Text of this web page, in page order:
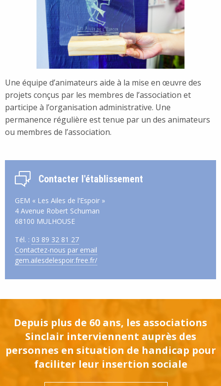
Une équipe d’animateurs aide à la mise en œuvre des
projets conçus par les membres de l’association et
participe à l’organisation administrative. Une
permanence régulière est tenue par un des animateurs
ou membres de l’association.
Contacter l'établissement
GEM « Les Ailes de l’Espoir »
4 Avenue Robert Schuman
68100 MULHOUSE
Tél. : 03 89 32 81 27
Contactez-nous par email
gem.ailesdelespoir.free.fr/
Depuis plus de 60 ans, les associations
Sinclair interviennent auprès des
personnes en situation de handicap pour
faciliter leur insertion sociale